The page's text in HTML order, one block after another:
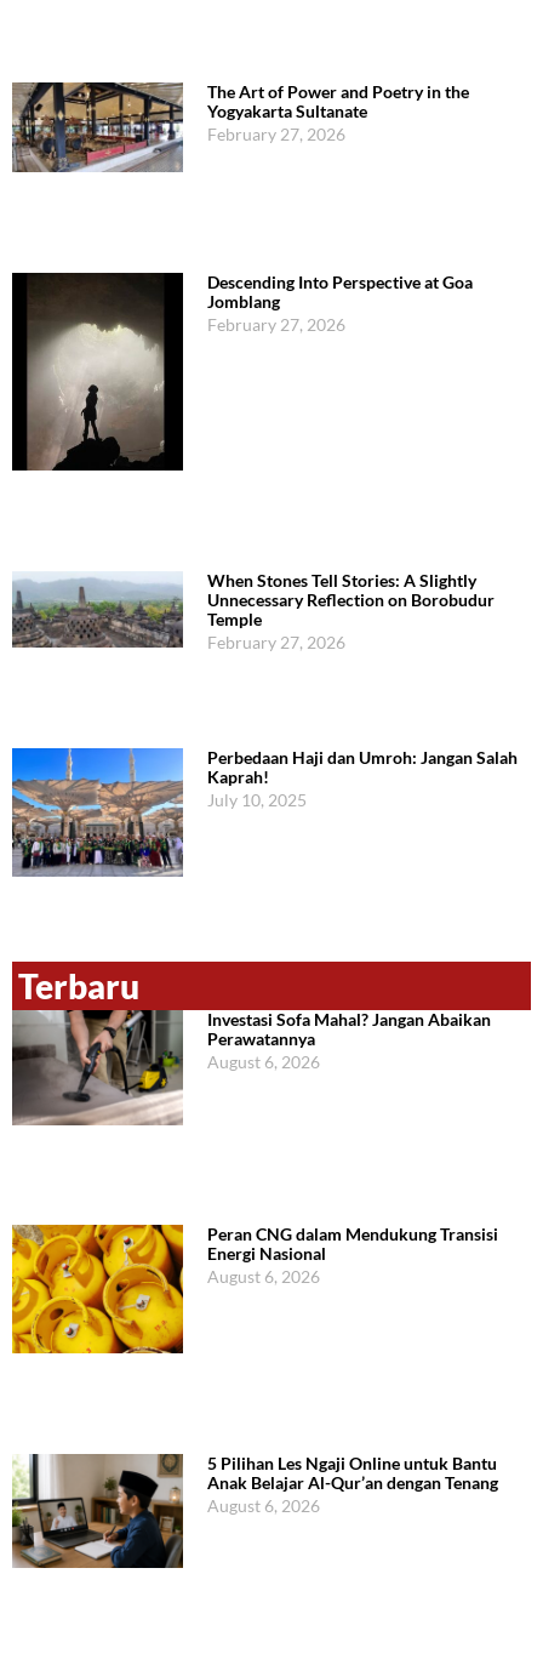
The Art of Power and Poetry in the
Yogyakarta Sultanate
February 27, 2026
Descending Into Perspective at Goa
Jomblang
February 27, 2026
When Stones Tell Stories: A Slightly
Unnecessary Reflection on Borobudur
Temple
February 27, 2026
Perbedaan Haji dan Umroh: Jangan Salah
Kaprah!
July 10, 2025
Terbaru
Investasi Sofa Mahal? Jangan Abaikan
Perawatannya
August 6, 2026
Peran CNG dalam Mendukung Transisi
Energi Nasional
August 6, 2026
5 Pilihan Les Ngaji Online untuk Bantu
Anak Belajar Al-Qur’an dengan Tenang
August 6, 2026